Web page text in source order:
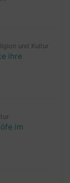
und Kultur
ihre
im